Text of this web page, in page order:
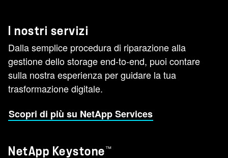
I nostri servizi
Dalla semplice procedura di riparazione alla
gestione dello storage end-to-end, puoi contare
sulla nostra esperienza per guidare la tua
trasformazione digitale.
Scopri di più su NetApp Services
NetApp Keystone™